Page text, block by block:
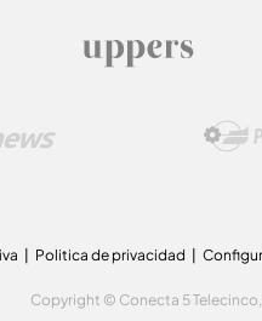
Politica de privacidad
Copyright © Conecta 5